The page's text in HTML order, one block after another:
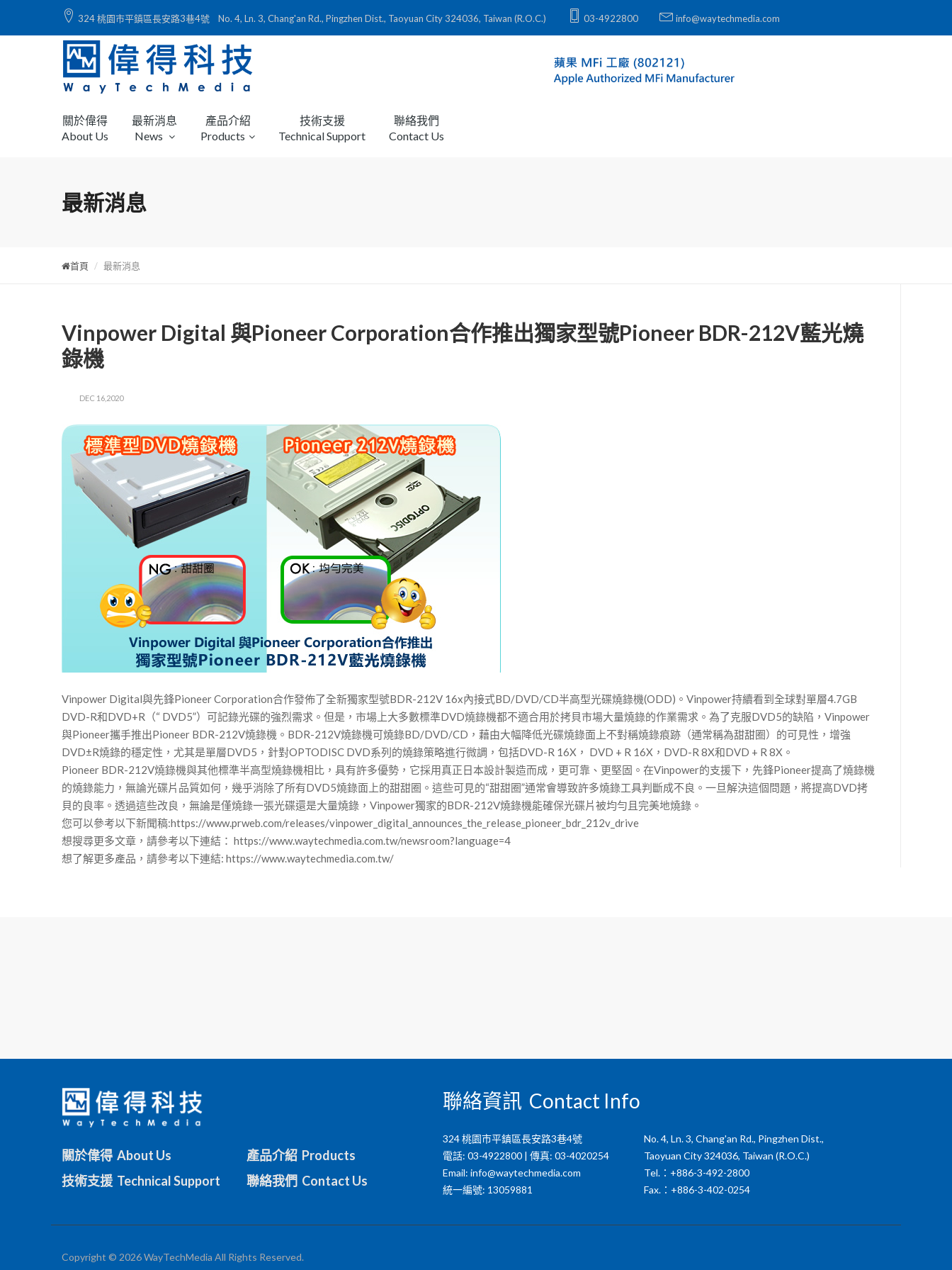
324 桃園市平鎮區長安路3巷4號 No. 4, Ln. 3, Chang'an Rd., Pingzhen Dist., Taoyuan City 324036, Taiwan (R.O.C.) 03-4922800 info@waytechmedia.com
關於偉得
About Us
最新消息
News
產品介紹
Products
技術支援
Technical Support
聯絡我們
Contact Us
最新消息
首頁 最新消息
Vinpower Digital 與Pioneer Corporation合作推出獨家型號Pioneer BDR-212V藍光燒
錄機
DEC 16,2020
Vinpower Digital與先鋒Pioneer Corporation合作發佈了全新獨家型號BDR-212V 16x內接式BD/DVD/CD半高型光碟燒錄機(ODD)。Vinpower持續看到全球對單層4.7GB
DVD-R和DVD+R（“ DVD5”）可記錄光碟的強烈需求。但是，市場上大多數標準DVD燒錄機都不適合用於拷貝市場大量燒錄的作業需求。為了克服DVD5的缺陷，Vinpower
與Pioneer攜手推出Pioneer BDR-212V燒錄機。BDR-212V燒錄機可燒錄BD/DVD/CD，藉由大幅降低光碟燒錄面上不對稱燒錄痕跡（通常稱為甜甜圈）的可見性，增強
DVD±R燒錄的穩定性，尤其是單層DVD5，針對OPTODISC DVD系列的燒錄策略進行微調，包括DVD-R 16X， DVD + R 16X，DVD-R 8X和DVD + R 8X。
Pioneer BDR-212V燒錄機與其他標準半高型燒錄機相比，具有許多優勢，它採用真正日本設計製造而成，更可靠、更堅固。在Vinpower的支援下，先鋒Pioneer提高了燒錄機
的燒錄能力，無論光碟片品質如何，幾乎消除了所有DVD5燒錄面上的甜甜圈。這些可見的“甜甜圈”通常會導致許多燒錄工具判斷成不良。一旦解決這個問題，將提高DVD拷
貝的良率。透過這些改良，無論是僅燒錄一張光碟還是大量燒錄，Vinpower獨家的BDR-212V燒錄機能確保光碟片被均勻且完美地燒錄。
您可以參考以下新聞稿:https://www.prweb.com/releases/vinpower_digital_announces_the_release_pioneer_bdr_212v_drive
想搜尋更多文章，請參考以下連結： https://www.waytechmedia.com.tw/newsroom?language=4
想了解更多產品，請參考以下連結: https://www.waytechmedia.com.tw/
關於偉得 About Us
產品介紹 Products
技術支援 Technical Support
聯絡我們 Contact Us
聯絡資訊 Contact Info
324 桃園市平鎮區長安路3巷4號
電話: 03-4922800 | 傳真: 03-4020254
Email:info@waytechmedia.com
統一編號: 13059881
No. 4, Ln. 3, Chang'an Rd., Pingzhen Dist.,
Taoyuan City 324036, Taiwan (R.O.C.)
Tel.：+886-3-492-2800
Fax.：+886-3-402-0254
Copyright © 2026 WayTechMedia All Rights Reserved.